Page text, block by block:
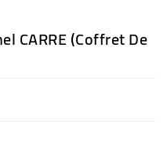
CARRE (coffret De